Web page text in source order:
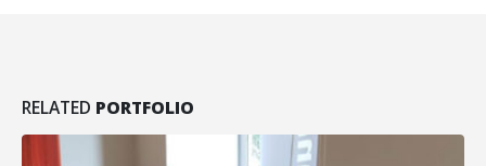
RELATED PORTFOLIO